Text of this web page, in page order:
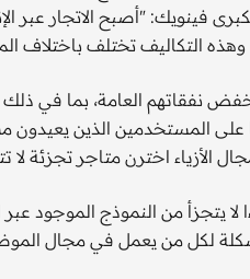
فينويك: "أصبح الاتجار
التكاليف تختلف باختلاف
نفقاتهم العامة، بما في
المستخدمين الذين يعيدون
يتجزأ من النموذج الموجود
مشكلة لكل من يعمل في مجال